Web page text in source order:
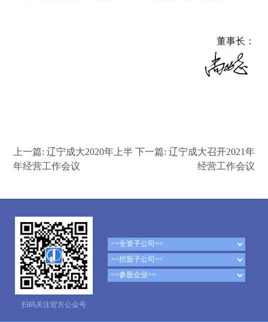
董事长：
上一篇:辽宁成大2020年上半
年经营工作会议
下一篇: 辽宁成大召开2021年
经营工作会议
扫码关注官方公众号